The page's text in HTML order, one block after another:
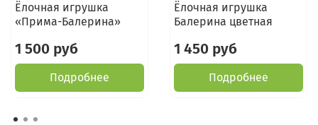
Ёлочная игрушка
«Прима-Балерина»
1 500 руб
Подробнее
Ёлочная игрушка
Балерина цветная
1 450 руб
Подробнее